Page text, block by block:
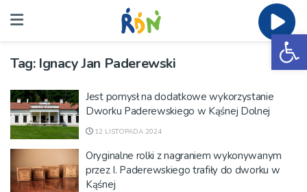
Tag: Ignacy Jan Paderewski
Jest pomysł na dodatkowe wykorzystanie
Dworku Paderewskiego w Kąśnej Dolnej
12 LISTOPADA 2024
Oryginalne rolki z nagraniem wykonywanym
przez I. Paderewskiego trafiły do dworku w
Kąśnej